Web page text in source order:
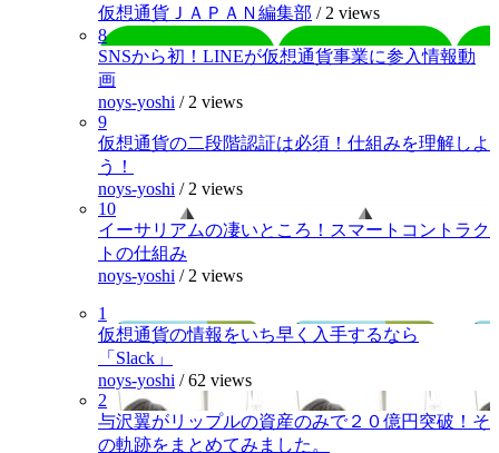
仮想通貨ＪＡＰＡＮ編集部 / 2 views
8
SNSから初！LINEが仮想通貨事業に参入情報動
画
noys-yoshi / 2 views
9
仮想通貨の二段階認証は必須！仕組みを理解しよ
う！
noys-yoshi / 2 views
10
イーサリアムの凄いところ！スマートコントラク
トの仕組み
noys-yoshi / 2 views
1
仮想通貨の情報をいち早く入手するなら
「Slack」
noys-yoshi /62 views
2
与沢翼がリップルの資産のみで２０億円突破！そ
の軌跡をまとめてみました。